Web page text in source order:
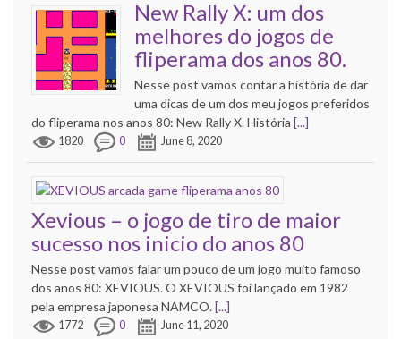
New Rally X: um dos
melhores do jogos de
fliperama dos anos 80.
Nesse post vamos contar a história de dar
uma dicas de um dos meu jogos preferidos
do fliperama nos anos 80: New Rally X. História [...]
1820 0 June 8, 2020
Xevious – o jogo de tiro de maior
sucesso nos inicio do anos 80
Nesse post vamos falar um pouco de um jogo muito famoso
dos anos 80: XEVIOUS. O XEVIOUS foi lançado em 1982
pela empresa japonesa NAMCO.[...]
1772 0 June 11, 2020